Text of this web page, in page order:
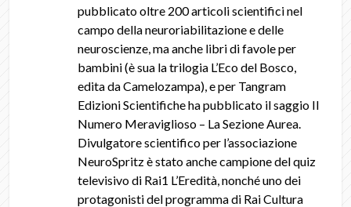
pubblicato oltre 200 articoli scientifici nel
campo della neuroriabilitazione e delle
neuroscienze, ma anche libri di favole per
bambini (è sua la trilogia L’Eco del Bosco,
edita da Camelozampa), e per Tangram
Edizioni Scientifiche ha pubblicato il saggio Il
Numero Meraviglioso – La Sezione Aurea.
Divulgatore scientifico per l’associazione
NeuroSpritz è stato anche campione del quiz
televisivo di Rai1 L’Eredità, nonché uno dei
protagonisti del programma di Rai Cultura